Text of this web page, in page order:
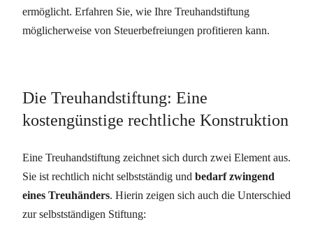
ermöglicht. Erfahren Sie, wie Ihre Treuhandstiftung
möglicherweise von Steuerbefreiungen profitieren kann.
Die Treuhandstiftung: Eine
kostengünstige rechtliche Konstruktion
Eine Treuhandstiftung zeichnet sich durch zwei Element aus.
Sie ist rechtlich nicht selbstständig und bedarf zwingend
eines Treuhänders. Hierin zeigen sich auch die Unterschied
zur selbstständigen Stiftung: